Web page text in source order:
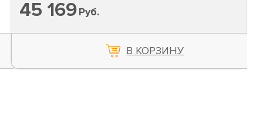
45 169Руб.
В КОРЗИНУ